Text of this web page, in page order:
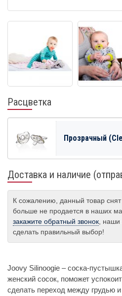
Расцветка
Прозрачный
Доставка и наличие
К сожалению, данный товар снят
больше не продается в наших
закажите обратный звонок ,
сделать правильный выбор!
Joovy Silinoogie – соска-
женский сосок, поможет
сделать переход между грудью